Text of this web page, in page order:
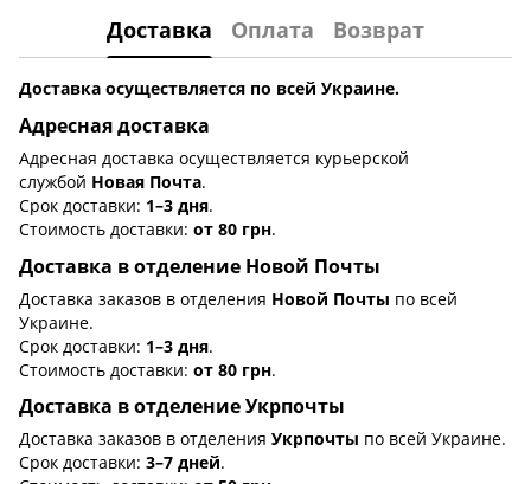
Доставка Оплата Возврат
Доставка осуществляется по всей Украине.
Адресная доставка
Адресная доставка осуществляется курьерской
службой Новая Почта.
Срок доставки: 1–3 дня.
Стоимость доставки: от 80 грн.
Доставка в отделение Новой Почты
Доставка заказов в отделения Новой Почты по всей
Украине.
Срок доставки: 1–3 дня.
Стоимость доставки: от 80 грн.
Доставка в отделение Укрпочты
Доставка заказов в отделения Укрпочты по всей Украине.
Срок доставки: 3–7 дней.